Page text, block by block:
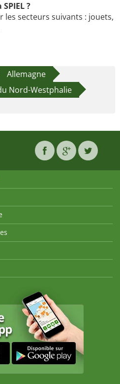
?
les secteurs suivants : jouets,
Allemagne
Nord-Westphalie